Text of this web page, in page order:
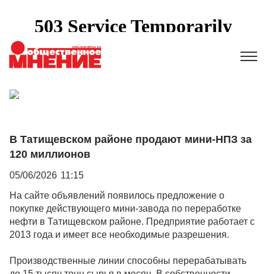
В Татищевском районе продают мини-НПЗ за
120 миллионов
05/06/2026 11:15
На сайте объявлений появилось предложение о
покупке действующего мини-завода по переработке
нефти в Татищевском районе. Предприятие работает с
2013 года и имеет все необходимые разрешения.
Производственные линии способны перерабатывать